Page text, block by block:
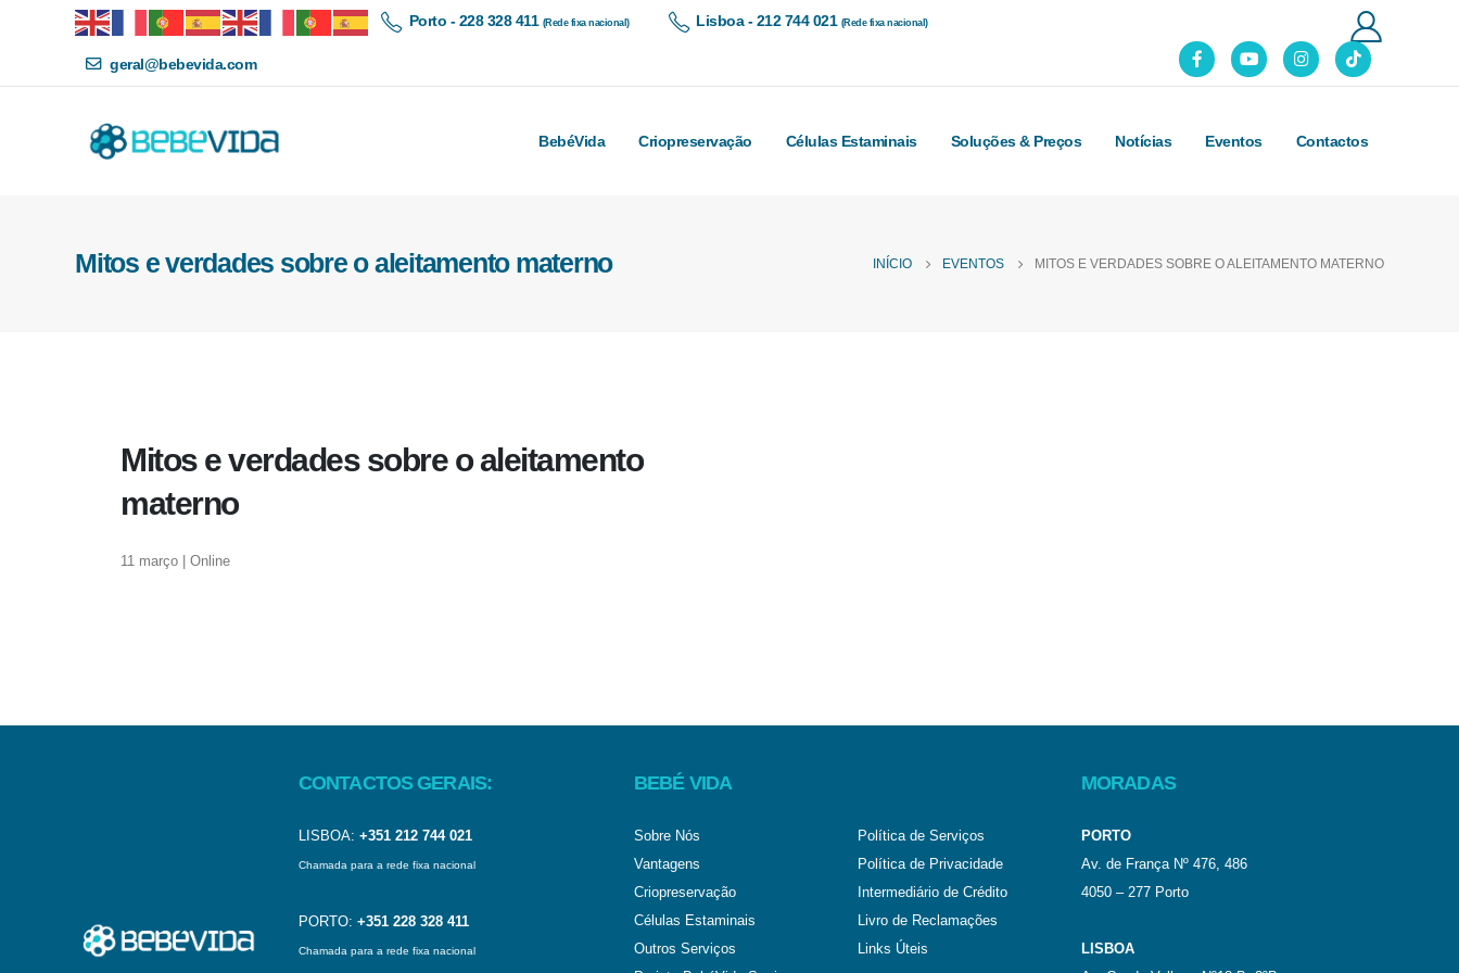
Porto - 228 328 411 (Rede fixa nacional) Lisboa - 212 744 021 (Rede fixa nacional)
geral@bebevida.com
BebéVida Criopreservação Células Estaminais Soluções & Preços Notícias Eventos Contactos
Mitos e verdades sobre o aleitamento materno INÍCIO EVENTOS MITOS E VERDADES SOBRE O ALEITAMENTO MATERNO
Mitos e verdades sobre o aleitamento
materno
11 março | Online
CONTACTOS GERAIS:
LISBOA: +351 212 744 021
Chamada para a rede fixa nacional
PORTO: +351 228 328 411
Chamada para a rede fixa nacional
BEBÉ VIDA
Sobre Nós
Vantagens
Criopreservação
Células Estaminais
Outros Serviços
Política de Serviços
Política de Privacidade
Intermediário de Crédito
Livro de Reclamações
Links Úteis
MORADAS
PORTO
Av. de França Nº 476, 486
4050 – 277 Porto
LISBOA